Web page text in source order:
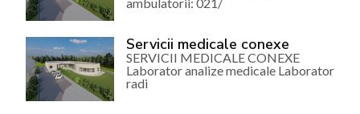
Servicii medicale conexe
SERVICII MEDICALE CONEXE
Laborator analize medicale Laborator
radi